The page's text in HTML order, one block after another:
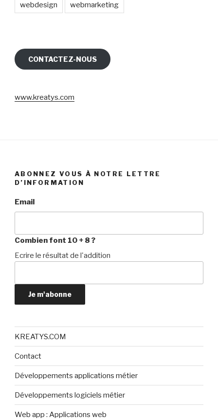
webdesign webmarketing
CONTACTEZ-NOUS
www.kreatys.com
ABONNEZ VOUS À NOTRE LETTRE
D’INFORMATION
Email
Combien font 10 + 8 ?
Ecrire le résultat de l'addition
Je m'abonne
KREATYS.COM
Contact
Développements applications métier
Développements logiciels métier
Web app : Applications web